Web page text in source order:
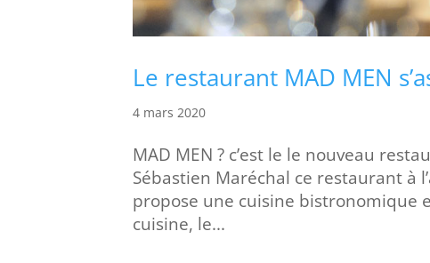
Le restaurant MAD MEN
4 mars 2020
MAD MEN ? c’est le le nouveau
Sébastien Maréchal ce restaurant à
propose une cuisine bistronomique
cuisine, le...